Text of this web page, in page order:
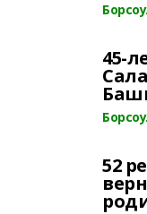
45-
52